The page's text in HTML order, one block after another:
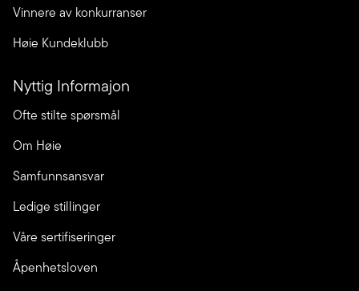
Vinnere av konkurranser
Høie Kundeklubb
Nyttig Informajon
Ofte stilte spørsmål
Om Høie
Samfunnsansvar
Ledige stillinger
Våre sertifiseringer
Åpenhetsloven